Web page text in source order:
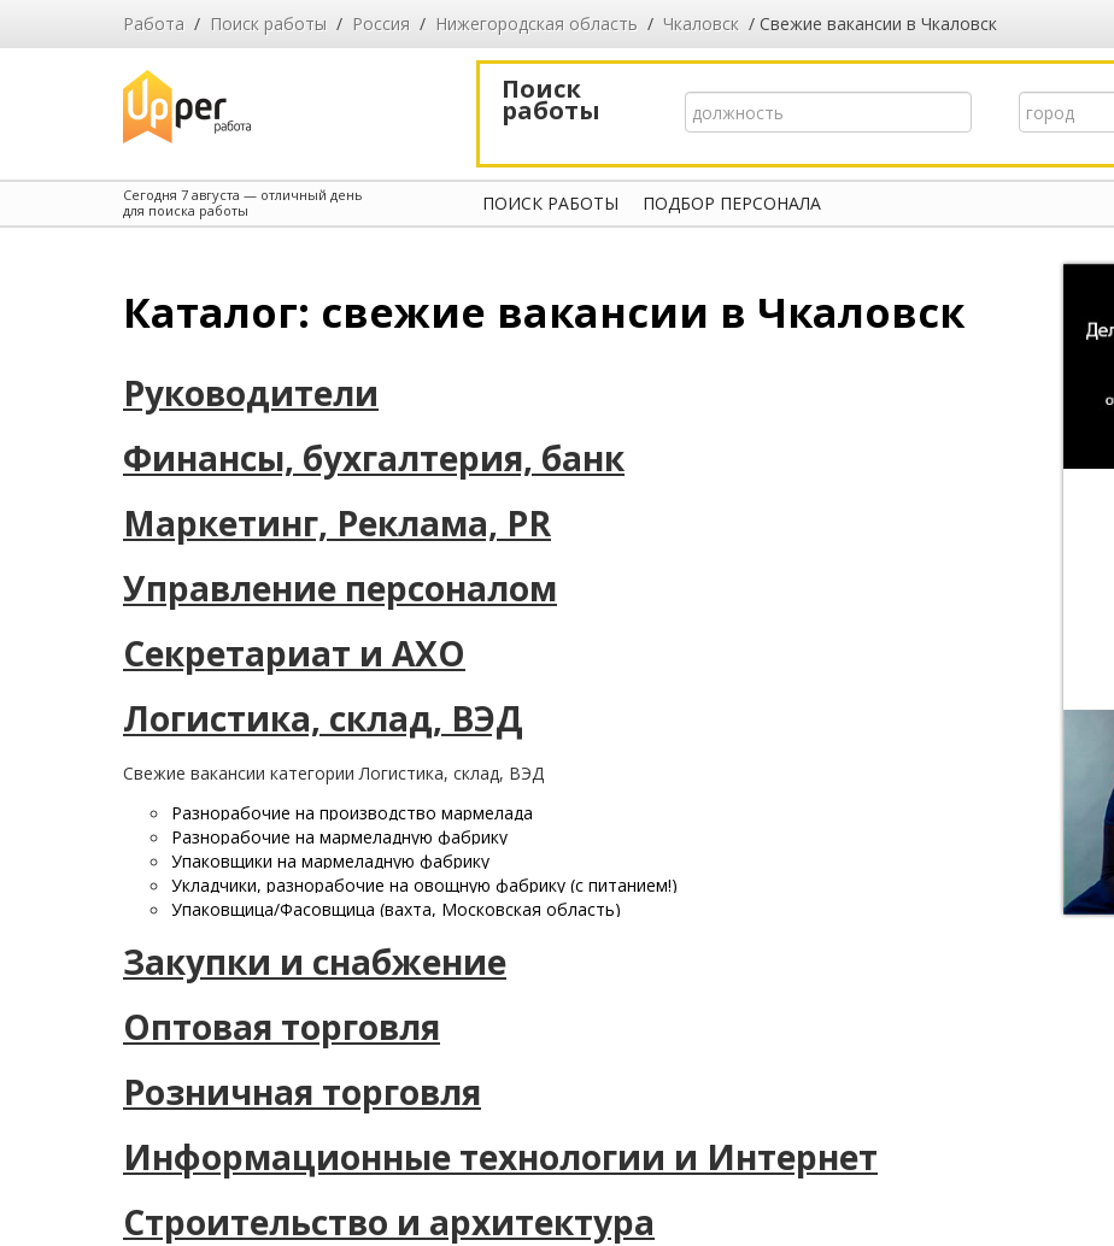
Работа / Поиск работы / Россия / Нижегородская область / Чкаловск / Свежие вакансии в Чкаловск
Поиск
работы
Сегодня 7 августа — отличный день
для поиска работы
ПОИСК РАБОТЫ ПОДБОР ПЕРСОНАЛА
Каталог: свежие вакансии в Чкаловск
Руководители
Финансы, бухгалтерия, банк
Маркетинг, Реклама, PR
Управление персоналом
Секретариат и АХО
Логистика, склад, ВЭД
Свежие вакансии категории Логистика, склад, ВЭД
Разнорабочие на производство мармелада
Разнорабочие на мармеладную фабрику
Упаковщики на мармеладную фабрику
Укладчики, разнорабочие на овощную фабрику (с питанием!)
Упаковщица/Фасовщица (вахта, Московская область)
Закупки и снабжение
Оптовая торговля
Розничная торговля
Информационные технологии и Интернет
Строительство и архитектура